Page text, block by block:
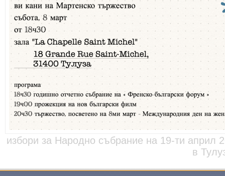
избори за Народно събрание на 19-ти април
в